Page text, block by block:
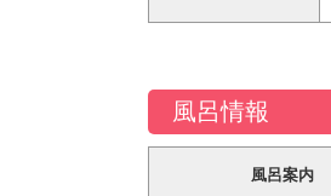
風呂情報
風呂案内